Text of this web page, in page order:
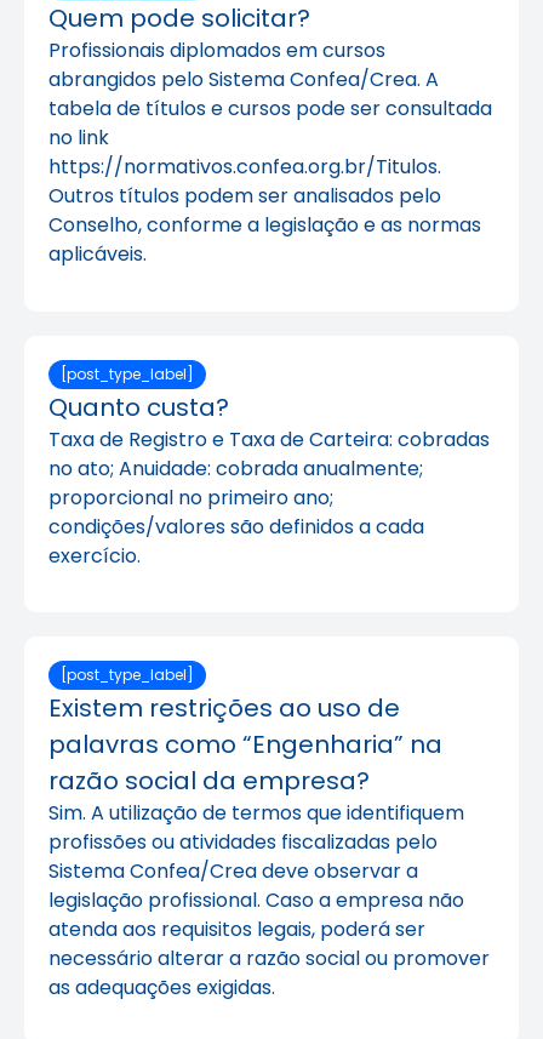
Quem pode solicitar?
Profissionais diplomados em cursos
abrangidos pelo Sistema Confea/Crea. A
tabela de títulos e cursos pode ser consultada
no link
https://normativos.confea.org.br/Titulos.
Outros títulos podem ser analisados pelo
Conselho, conforme a legislação e as normas
aplicáveis.
[post_type_label]
Quanto custa?
Taxa de Registro e Taxa de Carteira: cobradas
no ato; Anuidade: cobrada anualmente;
proporcional no primeiro ano;
condições/valores são definidos a cada
exercício.
[post_type_label]
Existem restrições ao uso de
palavras como “Engenharia” na
razão social da empresa?
Sim. A utilização de termos que identifiquem
profissões ou atividades fiscalizadas pelo
Sistema Confea/Crea deve observar a
legislação profissional. Caso a empresa não
atenda aos requisitos legais, poderá ser
necessário alterar a razão social ou promover
as adequações exigidas.